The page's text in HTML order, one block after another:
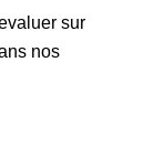
sur
nos